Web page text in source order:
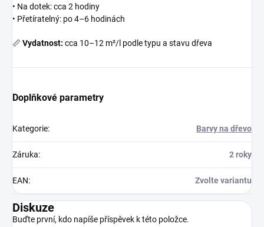
• Na dotek: cca 2 hodiny
• Přetíratelný: po 4–6 hodinách
📏 Vydatnost: cca 10–12 m²/l podle typu a stavu dřeva
Doplňkové parametry
Kategorie: Barvy na dřevo
Záruka: 2 roky
EAN: Zvolte variantu
Diskuze
Buďte první, kdo napíše příspěvek k této položce.